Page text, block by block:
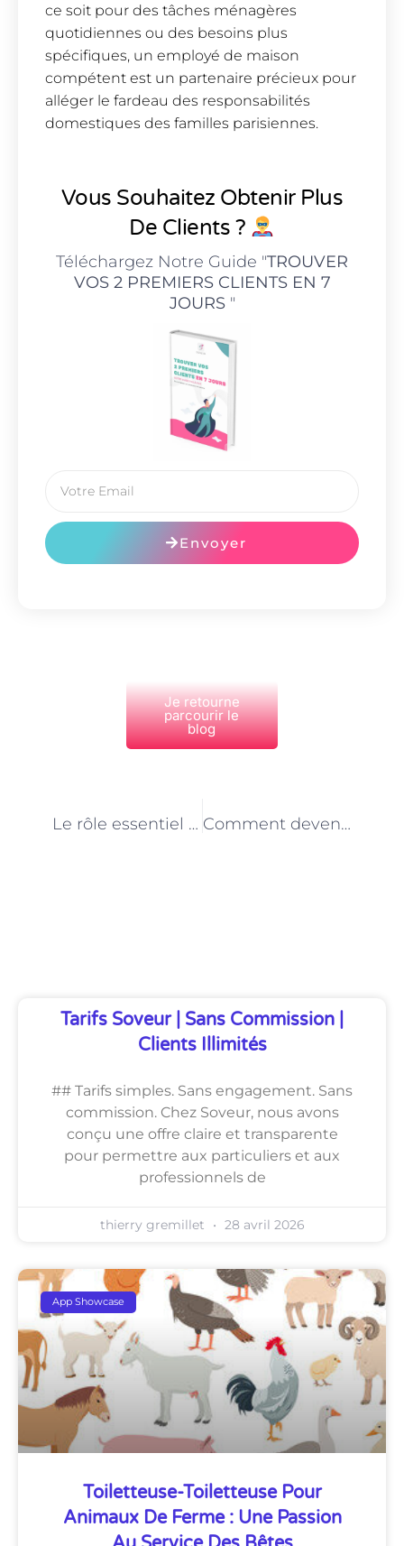
ce soit pour des tâches ménagères
quotidiennes ou des besoins plus
spécifiques, un employé de maison
compétent est un partenaire précieux pour
alléger le fardeau des responsabilités
domestiques des familles parisiennes.
Vous Souhaitez Obtenir Plus
De Clients ?
Téléchargez Notre Guide "TROUVER
VOS 2 PREMIERS CLIENTS EN 7
JOURS"
Envoyer
Je retourne
parcourir le
blog
Le rôle essentiel de l’Employé de maison dans les foyers parisiens Comment devenir un Employé de maison de confiance à Paris
Tarifs Soveur | Sans Commission |
Clients Illimités
## Tarifs simples. Sans engagement. Sans
commission. Chez Soveur, nous avons
conçu une offre claire et transparente
pour permettre aux particuliers et aux
professionnels de
thierry gremillet 28 avril 2026
App Showcase
Toiletteuse-Toiletteuse Pour
Animaux De Ferme : Une Passion